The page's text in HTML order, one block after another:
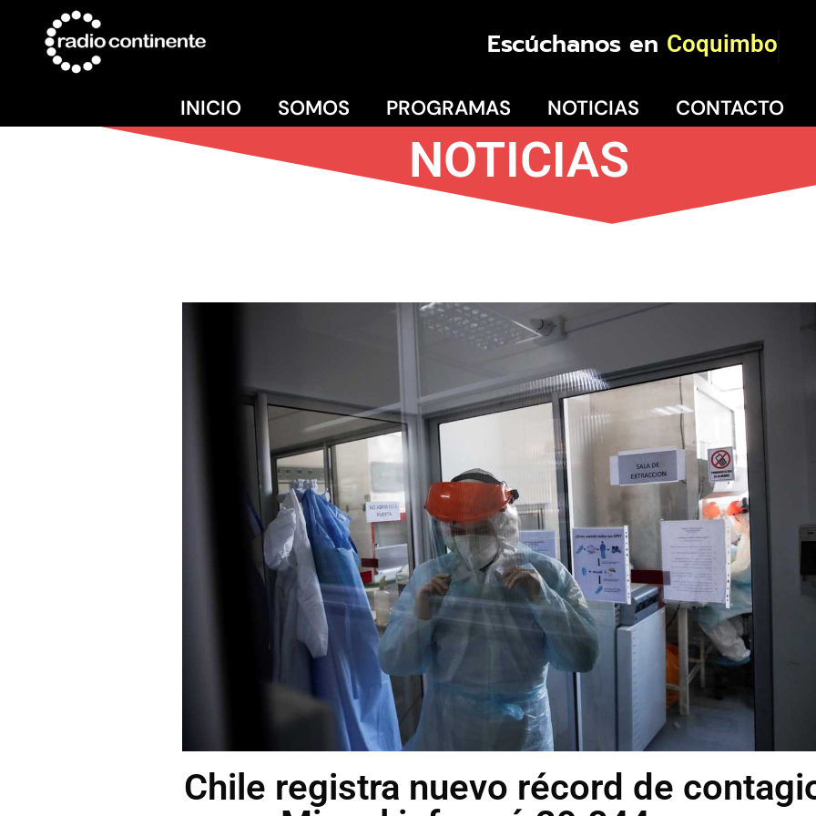
Escúchanos en Coquimbo
INICIO SOMOS PROGRAMAS NOTICIAS CONTACTO
NOTICIAS
Chile registra nuevo récord de